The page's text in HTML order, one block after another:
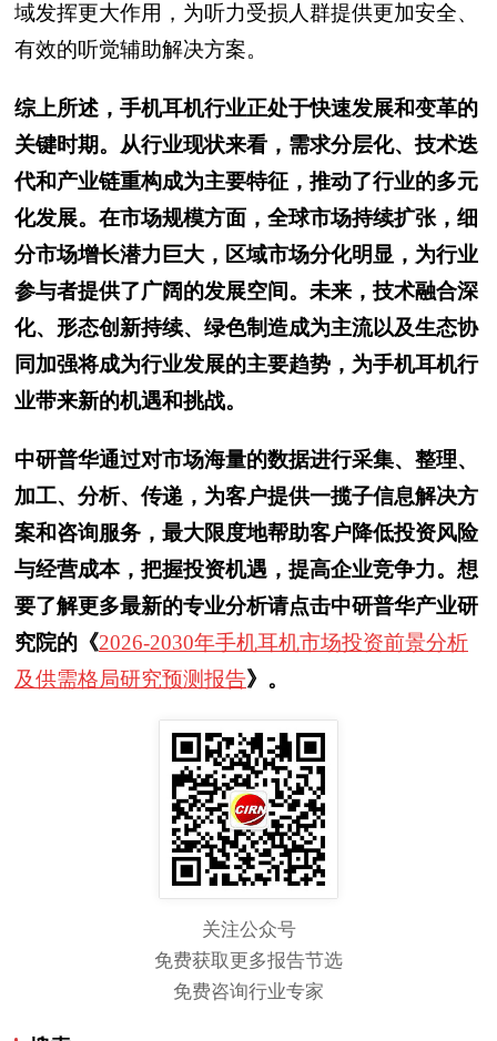
域发挥更大作用，为听力受损人群提供更加安全、
有效的听觉辅助解决方案。
综上所述，手机耳机行业正处于快速发展和变革的
关键时期。从行业现状来看，需求分层化、技术迭
代和产业链重构成为主要特征，推动了行业的多元
化发展。在市场规模方面，全球市场持续扩张，细
分市场增长潜力巨大，区域市场分化明显，为行业
参与者提供了广阔的发展空间。未来，技术融合深
化、形态创新持续、绿色制造成为主流以及生态协
同加强将成为行业发展的主要趋势，为手机耳机行
业带来新的机遇和挑战。
中研普华通过对市场海量的数据进行采集、整理、
加工、分析、传递，为客户提供一揽子信息解决方
案和咨询服务，最大限度地帮助客户降低投资风险
与经营成本，把握投资机遇，提高企业竞争力。想
要了解更多最新的专业分析请点击中研普华产业研
究院的《2026-2030年手机耳机市场投资前景分析
及供需格局研究预测报告》。
关注公众号
免费获取更多报告节选
免费咨询行业专家